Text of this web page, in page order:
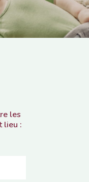
les
lieu :